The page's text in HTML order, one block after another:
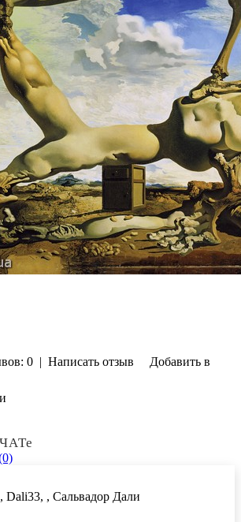
0 | Написать отзыв
Добавить в
Dali33, , Сальвадор Дали